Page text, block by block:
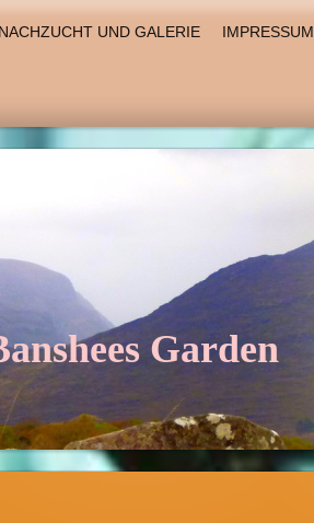
NACHZUCHT UND GALERIE IMPRESSUM
Garden